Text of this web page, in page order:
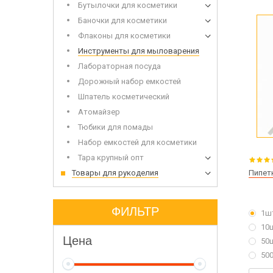
Сухоцветы
Игрушки для заливки в мыло
Мыло
Бутылочки для косметики
Баночки для косметики
Флаконы для косметики
Инструменты для мыловарения
Лабораторная посуда
Дорожный набор емкостей
Шпатель косметический
Атомайзер
Тюбики для помады
Набор емкостей для косметики
Тара крупный опт
Товары для рукоделия
ФИЛЬТР
Цена